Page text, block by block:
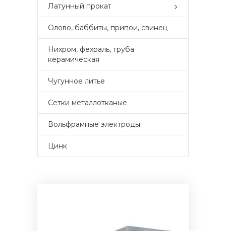
Латунный прокат
Олово, баббиты, припои, свинец
Нихром, фехраль, труба
керамическая
Чугунное литье
Сетки металлотканые
Вольфрамные электроды
Цинк